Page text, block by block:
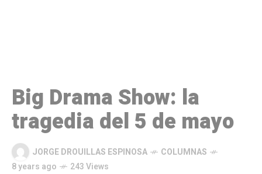
Big Drama Show: la
tragedia del 5 de mayo
JORGE DROUILLAS ESPINOSA
COLUMNAS
8 years ago
243 Views